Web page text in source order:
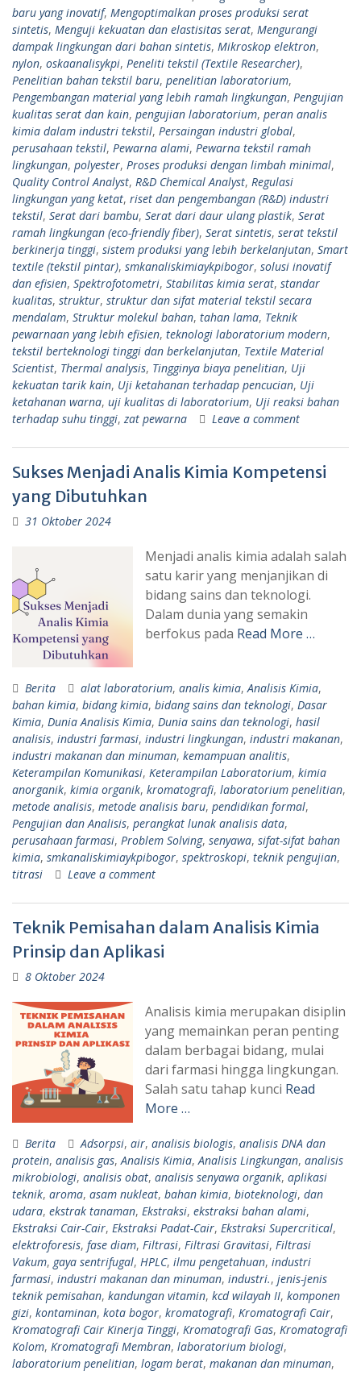
baru yang inovatif, Mengoptimalkan proses produksi serat
sintetis, Menguji kekuatan dan elastisitas serat, Mengurangi
dampak lingkungan dari bahan sintetis, Mikroskop elektron,
nylon, oskaanalisykpi, Peneliti tekstil (Textile Researcher),
Penelitian bahan tekstil baru, penelitian laboratorium,
Pengembangan material yang lebih ramah lingkungan, Pengujian
kualitas serat dan kain, pengujian laboratorium, peran analis
kimia dalam industri tekstil, Persaingan industri global,
perusahaan tekstil, Pewarna alami, Pewarna tekstil ramah
lingkungan, polyester, Proses produksi dengan limbah minimal,
Quality Control Analyst, R&D Chemical Analyst, Regulasi
lingkungan yang ketat, riset dan pengembangan (R&D) industri
tekstil, Serat dari bambu, Serat dari daur ulang plastik, Serat
ramah lingkungan (eco-friendly fiber), Serat sintetis, serat tekstil
berkinerja tinggi, sistem produksi yang lebih berkelanjutan, Smart
textile (tekstil pintar), smkanaliskimiaykpibogor, solusi inovatif
dan efisien, Spektrofotometri, Stabilitas kimia serat, standar
kualitas, struktur, struktur dan sifat material tekstil secara
mendalam, Struktur molekul bahan, tahan lama, Teknik
pewarnaan yang lebih efisien, teknologi laboratorium modern,
tekstil berteknologi tinggi dan berkelanjutan, Textile Material
Scientist, Thermal analysis, Tingginya biaya penelitian, Uji
kekuatan tarik kain, Uji ketahanan terhadap pencucian, Uji
ketahanan warna, uji kualitas di laboratorium, Uji reaksi bahan
terhadap suhu tinggi, zat pewarna Leave a comment
Sukses Menjadi Analis Kimia Kompetensi
yang Dibutuhkan
31 Oktober 2024
Menjadi analis kimia adalah salah
satu karir yang menjanjikan di
bidang sains dan teknologi.
Dalam dunia yang semakin
berfokus pada Read More …
Berita alat laboratorium, analis kimia, Analisis Kimia,
bahan kimia, bidang kimia, bidang sains dan teknologi, Dasar
Kimia, Dunia Analisis Kimia, Dunia sains dan teknologi, hasil
analisis, industri farmasi, industri lingkungan, industri makanan,
industri makanan dan minuman, kemampuan analitis,
Keterampilan Komunikasi, Keterampilan Laboratorium, kimia
anorganik, kimia organik, kromatografi, laboratorium penelitian,
metode analisis, metode analisis baru, pendidikan formal,
Pengujian dan Analisis, perangkat lunak analisis data,
perusahaan farmasi, Problem Solving, senyawa, sifat-sifat bahan
kimia, smkanaliskimiaykpibogor, spektroskopi, teknik pengujian,
titrasi
Leave a comment
Teknik Pemisahan dalam Analisis Kimia
Prinsip dan Aplikasi
8 Oktober 2024
Analisis kimia merupakan disiplin
yang memainkan peran penting
dalam berbagai bidang, mulai
dari farmasi hingga lingkungan.
Salah satu tahap kunci Read
More …
Berita Adsorpsi, air, analisis biologis, analisis DNA dan
protein, analisis gas, Analisis Kimia, Analisis Lingkungan, analisis
mikrobiologi, analisis obat, analisis senyawa organik, aplikasi
teknik, aroma, asam nukleat, bahan kimia, bioteknologi, dan
udara, ekstrak tanaman, Ekstraksi, ekstraksi bahan alami,
Ekstraksi Cair-Cair, Ekstraksi Padat-Cair, Ekstraksi Supercritical,
elektroforesis, fase diam, Filtrasi, Filtrasi Gravitasi, Filtrasi
Vakum, gaya sentrifugal, HPLC, ilmu pengetahuan, industri
farmasi, industri makanan dan minuman, industri., jenis-jenis
teknik pemisahan, kandungan vitamin, kcd wilayah II, komponen
gizi, kontaminan, kota bogor, kromatografi, Kromatografi Cair,
Kromatografi Cair Kinerja Tinggi, Kromatografi Gas, Kromatografi
Kolom, Kromatografi Membran, laboratorium biologi,
laboratorium penelitian, logam berat, makanan dan minuman,